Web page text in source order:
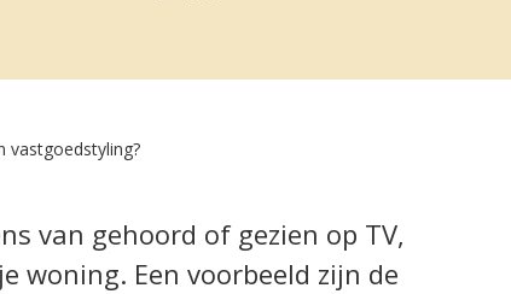
vastgoedstyling?
van gehoord of gezien op TV,
woning. Een voorbeeld zijn de